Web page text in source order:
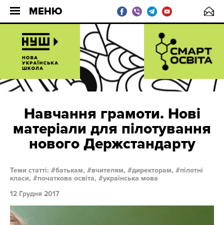
МЕНЮ
Навчання грамоти. Нові
матеріали для пілотування
нового Держстандарту
Теми статті: батькам, вчителям, директорам,
пілотні
класи,
початкова освіта,
українська мова
12 Грудня 2017